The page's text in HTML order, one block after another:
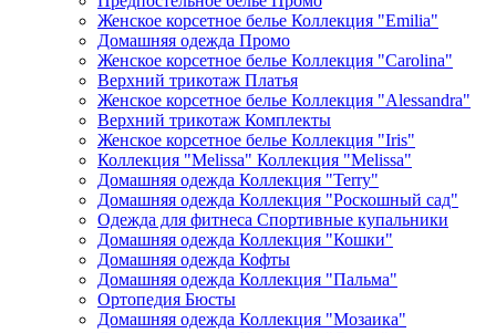
Женское корсетное белье Коллекция "Emilia"
Домашняя одежда Промо
Женское корсетное белье Коллекция "Carolina"
Верхний трикотаж Платья
Женское корсетное белье Коллекция "Alessandra"
Верхний трикотаж Комплекты
Женское корсетное белье Коллекция "Iris"
Коллекция "Melissa" Коллекция "Melissa"
Домашняя одежда Коллекция "Terry"
Домашняя одежда Коллекция "Роскошный сад"
Одежда для фитнеса Спортивные купальники
Домашняя одежда Коллекция "Кошки"
Домашняя одежда Кофты
Домашняя одежда Коллекция "Пальма"
Ортопедия Бюсты
Домашняя одежда Коллекция "Мозаика"